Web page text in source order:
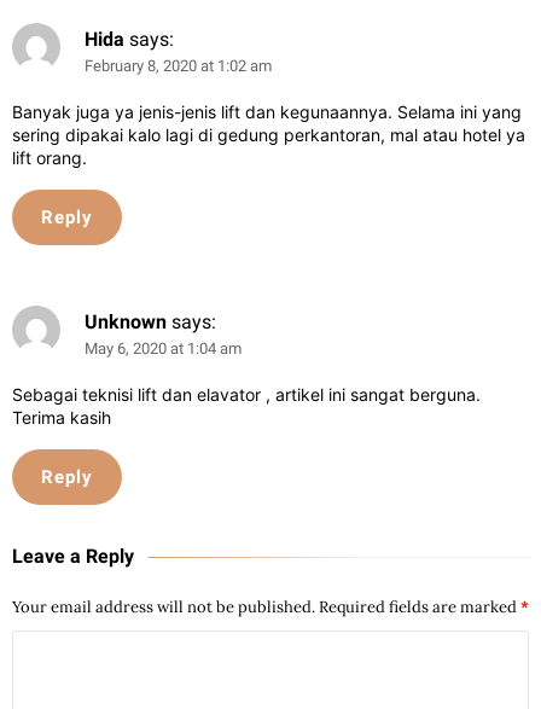
Hida says:
February 8, 2020 at 1:02 am
Banyak juga ya jenis-jenis lift dan kegunaannya. Selama ini yang
sering dipakai kalo lagi di gedung perkantoran, mal atau hotel ya
lift orang.
Reply
Unknown says:
May 6, 2020 at 1:04 am
Sebagai teknisi lift dan elavator , artikel ini sangat berguna.
Terima kasih
Reply
Leave a Reply
Your email address will not be published.Required fields are marked*